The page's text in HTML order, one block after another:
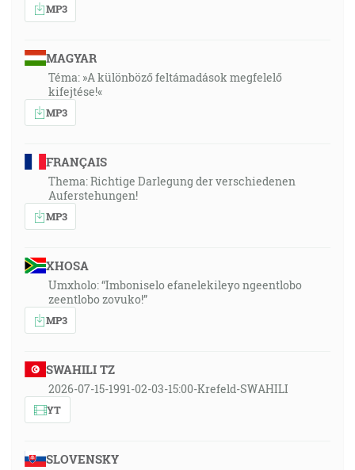
MP3
MAGYAR
Téma: »A különböző feltámadások megfelelő
kifejtése!«
MP3
FRANÇAIS
Thema: Richtige Darlegung der verschiedenen
Auferstehungen!
MP3
XHOSA
Umxholo: “Imboniselo efanelekileyo ngeentlobo
zeentlobo zovuko!”
MP3
SWAHILI TZ
2026-07-15-1991-02-03-15:00-Krefeld-SWAHILI
YT
SLOVENSKY